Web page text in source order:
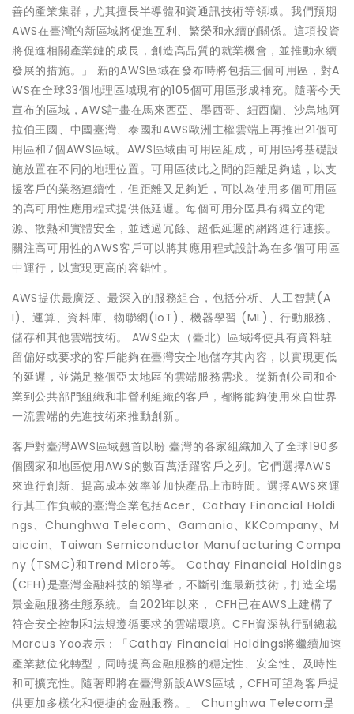
善的產業集群，尤其擅長半導體和資通訊技術等領域。我們預期
AWS在臺灣的新區域將促進互利、繁榮和永續的關係。這項投資
將促進相關產業鏈的成長，創造高品質的就業機會，並推動永續
發展的措施。」 新的AWS區域在發布時將包括三個可用區，對A
WS在全球33個地理區域現有的105個可用區形成補充。隨著今天
宣布的區域，AWS計畫在馬來西亞、墨西哥、紐西蘭、沙烏地阿
拉伯王國、中國臺灣、泰國和AWS歐洲主權雲端上再推出21個可
用區和7個AWS區域。AWS區域由可用區組成，可用區將基礎設
施放置在不同的地理位置。可用區彼此之間的距離足夠遠，以支
援客戶的業務連續性，但距離又足夠近，可以為使用多個可用區
的高可用性應用程式提供低延遲。每個可用分區具有獨立的電
源、散熱和實體安全，並透過冗餘、超低延遲的網路進行連接。
關注高可用性的AWS客戶可以將其應用程式設計為在多個可用區
中運行，以實現更高的容錯性。
AWS提供最廣泛、最深入的服務組合，包括分析、人工智慧(A
I)、運算、資料庫、物聯網(IoT)、機器學習 (ML)、行動服務、
儲存和其他雲端技術。 AWS亞太（臺北）區域將使具有資料駐
留偏好或要求的客戶能夠在臺灣安全地儲存其內容，以實現更低
的延遲，並滿足整個亞太地區的雲端服務需求。從新創公司和企
業到公共部門組織和非營利組織的客戶，都將能夠使用來自世界
一流雲端的先進技術來推動創新。
客戶對臺灣AWS區域翹首以盼 臺灣的各家組織加入了全球190多
個國家和地區使用AWS的數百萬活躍客戶之列。它們選擇AWS
來進行創新、提高成本效率並加快產品上市時間。選擇AWS來運
行其工作負載的臺灣企業包括Acer、Cathay Financial Holdi
ngs、Chunghwa Telecom、Gamania、KKCompany、M
aicoin、Taiwan Semiconductor Manufacturing Compa
ny (TSMC)和Trend Micro等。 Cathay Financial Holdings
(CFH)是臺灣金融科技的領導者，不斷引進最新技術，打造全場
景金融服務生態系統。自2021年以來， CFH已在AWS上建構了
符合安全控制和法規遵循要求的雲端環境。CFH資深執行副總裁
Marcus Yao表示：「Cathay Financial Holdings將繼續加速
產業數位化轉型，同時提高金融服務的穩定性、安全性、及時性
和可擴充性。隨著即將在臺灣新設AWS區域，CFH可望為客戶提
供更加多樣化和便捷的金融服務。」 Chunghwa Telecom是